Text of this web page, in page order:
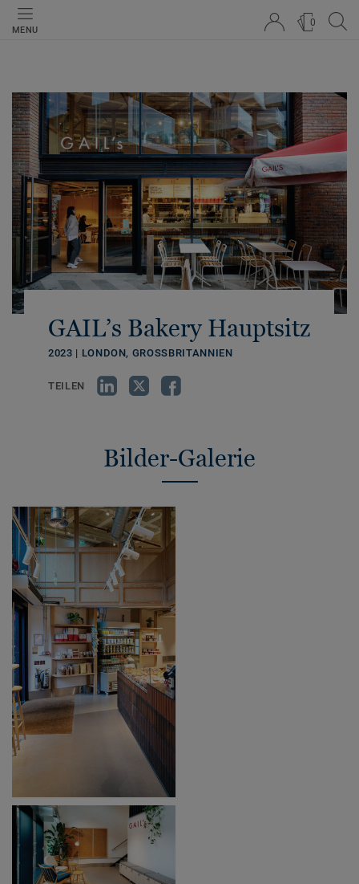
MENU
0
GAIL’s Bakery Hauptsitz
2023 | LONDON, GROSSBRITANNIEN
TEILEN
Bilder-Galerie